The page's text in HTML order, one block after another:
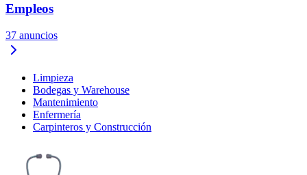
Empleos
37 anuncios
Limpieza
Bodegas y Warehouse
Mantenimiento
Enfermería
Carpinteros y Construcción